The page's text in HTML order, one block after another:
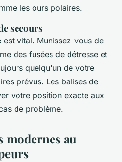
les ours polaires.
secours
vital. Munissez-vous de
des fusées de détresse et
quelqu'un de votre
prévus. Les balises de
votre position exacte aux
de problème.
modernes au